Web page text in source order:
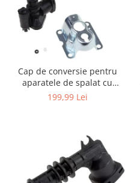
Igiena si ingrijire
Jucarii si Jocuri
Maternitate
Petshop
Accesorii animale de companie
Acvaristica
Castroane si adapatori animale
Mobila si transport animale de
Zgarzi, lese si hamuri
PC, Periferice & Software
Cap de conversie pentru
aparatele de spalat cu
presiune KARCHER K
199,99 Lei